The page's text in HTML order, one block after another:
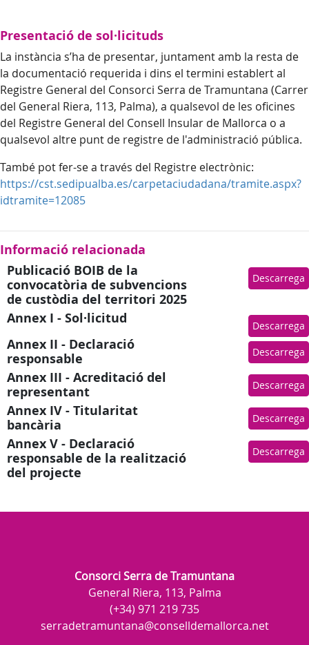
Presentació de sol·licituds
La instància s’ha de presentar, juntament amb la resta de
la documentació requerida i dins el termini establert al
Registre General del Consorci Serra de Tramuntana (Carrer
del General Riera, 113, Palma), a qualsevol de les oficines
del Registre General del Consell Insular de Mallorca o a
qualsevol altre punt de registre de l'administració pública.
També pot fer-se a través del Registre electrònic:
https://cst.sedipualba.es/carpetaciudadana/tramite.aspx?
idtramite=12085
Informació relacionada
Publicació BOIB de la
convocatòria de subvencions
de custòdia del territori 2025
Descarrega
Annex I - Sol·licitud Descarrega
Annex II - Declaració
responsable
Descarrega
Annex III - Acreditació del
representant
Descarrega
Annex IV - Titularitat
bancària
Descarrega
Annex V - Declaració
responsable de la realització
del projecte
Descarrega
Consorci Serra de Tramuntana
General Riera, 113, Palma
(+34) 971 219 735
serradetramuntana@conselldemallorca.net